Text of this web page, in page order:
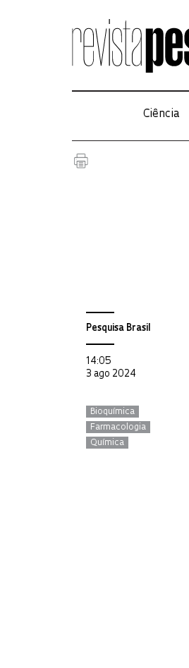
Ciência
Pesquisa Brasil
14:05
3 ago 2024
Bioquímica
Farmacologia
Química